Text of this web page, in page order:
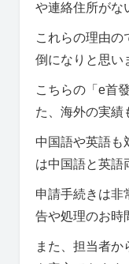
や連絡住所がな
これらの理由の
倒になりと思い
こちらの「e首
た、海外の実績
中国語や英語も
は中国語と英語
申請手続きは非
告や処理のお時
また、担当者か